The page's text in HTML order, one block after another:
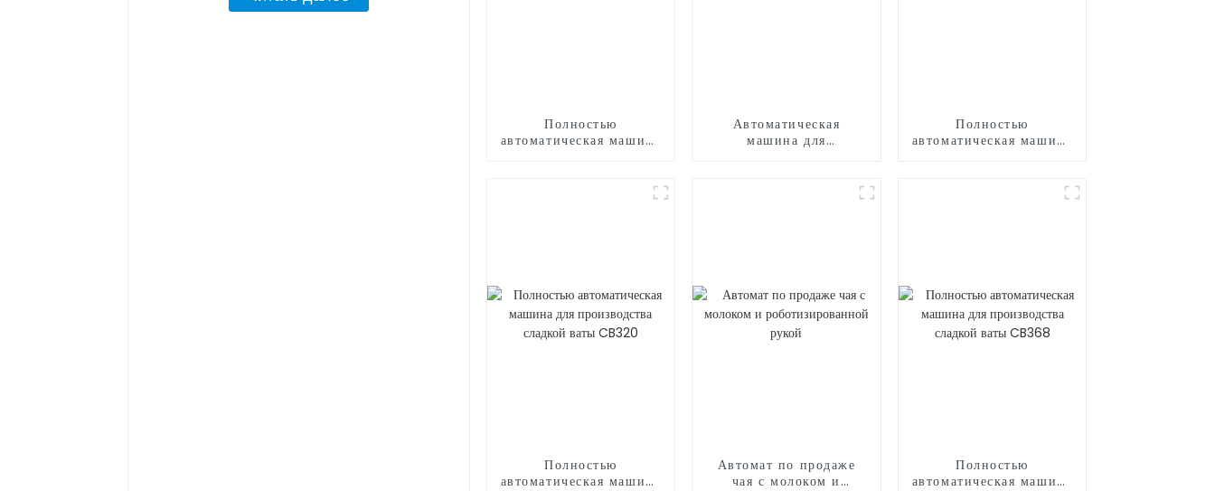
Полностью
автоматическая машина
Автоматическая
машина для
Полностью
автоматическая машина
Полностью
автоматическая машина
Автомат по продаже
чая с молоком и
Полностью
автоматическая машина